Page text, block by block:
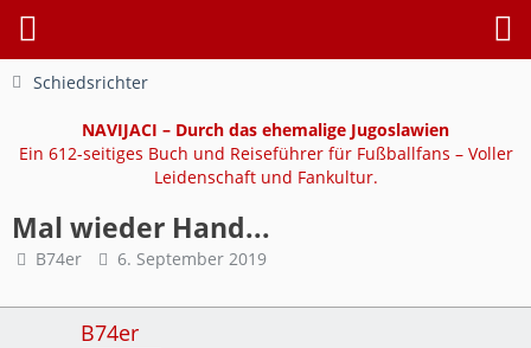
Schiedsrichter
NAVIJACI – Durch das ehemalige Jugoslawien
Ein 612-seitiges Buch und Reiseführer für Fußballfans – Voller
Leidenschaft und Fankultur.
Mal wieder Hand...
B74er 6. September 2019
B74er